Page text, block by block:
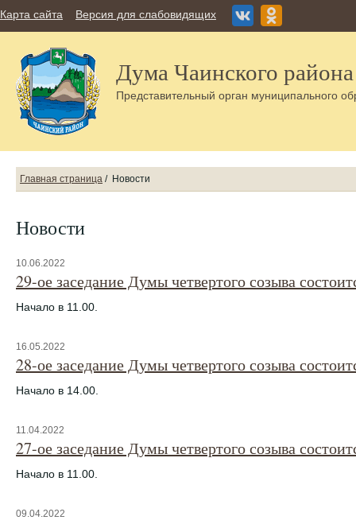
Карта сайта Версия для слабовидящих
Дума Чаинского района
Представительный орган муниципального
Главная страница / Новости
Новости
10.06.2022
29-ое заседание Думы четвертого созыва
Начало в 11.00.
16.05.2022
28-ое заседание Думы четвертого созыва
Начало в 14.00.
11.04.2022
27-ое заседание Думы четвертого созыва
Начало в 11.00.
09.04.2022